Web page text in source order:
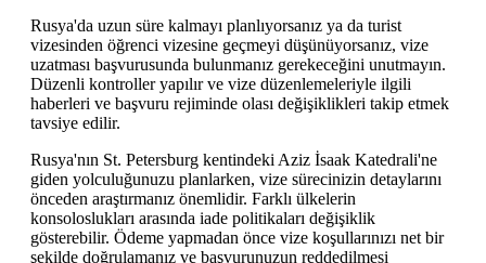
Rusya'da uzun süre kalmayı planlıyorsanız ya da turist
vizesinden öğrenci vizesine geçmeyi düşünüyorsanız, vize
uzatması başvurusunda bulunmanız gerekeceğini unutmayın.
Düzenli kontroller yapılır ve vize düzenlemeleriyle ilgili
haberleri ve başvuru rejiminde olası değişiklikleri takip etmek
tavsiye edilir.
Rusya'nın St. Petersburg kentindeki Aziz İsaak Katedrali'ne
giden yolculuğunuzu planlarken, vize sürecinizin detaylarını
önceden araştırmanız önemlidir. Farklı ülkelerin
konsoloslukları arasında iade politikaları değişiklik
gösterebilir. Ödeme yapmadan önce vize koşullarınızı net bir
şekilde doğrulamanız ve başvurunuzun reddedilmesi